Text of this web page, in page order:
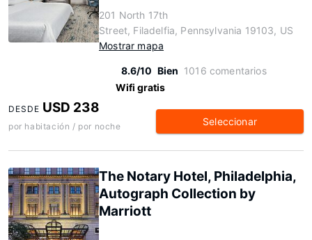
201 North 17th
Street, Filadelfia, Pennsylvania 19103, US
Mostrar mapa
8.6/10 Bien 1016 comentarios
Wifi gratis
DESDE USD 238
por habitación / por noche Seleccionar
The Notary Hotel, Philadelphia,
Autograph Collection by
Marriott